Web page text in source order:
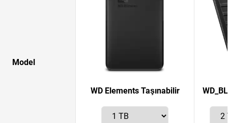
Model
WD Elements Taşınabilir